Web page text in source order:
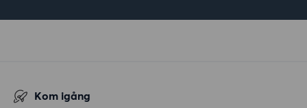
Kom igång